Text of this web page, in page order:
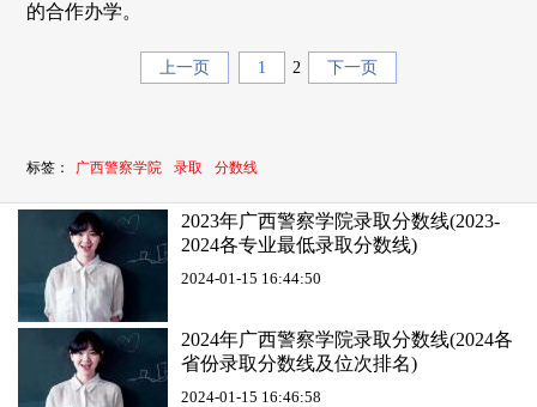
的合作办学。
上一页 1 2 下一页
标签： 广西警察学院 录取 分数线
2023年广西警察学院录取分数线(2023-
2024各专业最低录取分数线)
2024-01-15 16:44:50
2024年广西警察学院录取分数线(2024各
省份录取分数线及位次排名)
2024-01-15 16:46:58